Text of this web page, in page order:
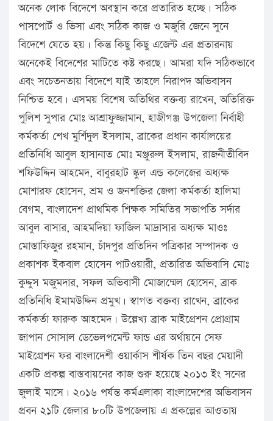
অনেক লোক বিদেশে অবস্থান করে প্রতারিত হচ্ছে। সঠিক
পাসপোর্ট ও ভিসা এবং সঠিক কাজ ও মজুরি জেনে সুনে
বিদেশে যেতে হয়। কিন্তু কিছু কিছু এজেন্ট এর প্রতারনায়
অনেকেই বিদেশের মাটিতে কষ্ট করছে। আমরা যদি সঠিকভাবে
এবং সচেতনতায় বিদেশে যাই তাহলে নিরাপদ অভিবাসন
নিশ্চিত হবে। এসময় বিশেষ অতিথির বক্তব্য রাখেন, অতিরিক্ত
পুলিশ সুপার মোঃ আশ্রাফুজ্জামান, হাজীগঞ্জ উপজেলা নির্বাহী
কর্মকর্তা শেখ মুর্শিদুল ইসলাম, ব্রাকের প্রধান কার্যালয়ের
প্রতিনিধি আবুল হাসানাত মোঃ মঞ্জুরুল ইসলাম, রাজনীতীবিদ
শফিউদ্দিন আহমেদ, বাবুরহাট স্কুল এন্ড কলেজের অধ্যক্ষ
মোশারফ হোসেন, শ্রম ও জনশক্তির জেলা কর্মকর্তা হালিমা
বেগম, বাংলাদেশ প্রাথমিক শিক্ষক সমিতির সভাপতি সর্দার
আবুল বাসার, আহমদিয়া ফাজিল মাদ্রাসার অধ্যক্ষ মাওঃ
মোস্তাফিজুর রহমান, চাঁদপুর প্রতিদিন পত্রিকার সম্পাদক ও
প্রকাশক ইকবাল হোসেন পাটওয়ারী, প্রতারিত অভিবাসি মোঃ
কুদ্দুস মজুমদার, সফল অভিবাসী মোজাম্মেল হোসেন, ব্রাক
প্রতিনিধি ইমামউদ্দিন প্রমুখ। স্বাগত বক্তব্য রাখেন, ব্রাকের
কর্মকর্তা ফারুক আহমেদ। উল্লেখ্য ব্রাক মাইগ্রেশন প্রোগ্রাম
জাপান সোসাল ডেভেলপমেন্ট ফান্ড এর অর্থায়নে সেফ
মাইগ্রেশন ফর বাংলাদেশী ওয়ার্কাস শীর্ষক তিন বছর মেয়াদী
একটি প্রকল্প বাস্তবায়নের কাজ শুরু হয়েছে ২০১৩ ইং সনের
জুলাই মাসে। ২০১৬ পর্যন্ত কর্মএলাকা বাংলাদেশের অভিবাসন
প্রবন ২১টি জেলার ৮০টি উপজেলায় এ প্রকল্পের আওতায়